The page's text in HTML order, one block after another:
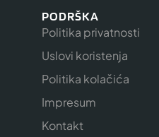
PODRŠKA
Politika privatnosti
Uslovi koristenja
Politika kolačića
Impresum
Kontakt